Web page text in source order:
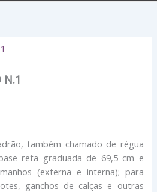
N.1
também chamado de régua
reta graduada de 69,5 cm e
(externa e interna); para
ganchos de calças e outras